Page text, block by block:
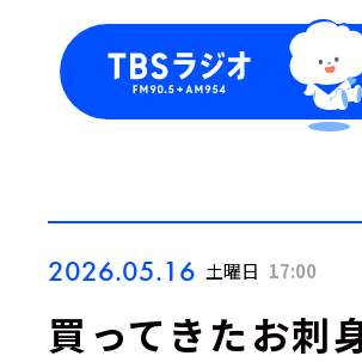
2026.05.16 土曜日 17:00
買ってきたお刺